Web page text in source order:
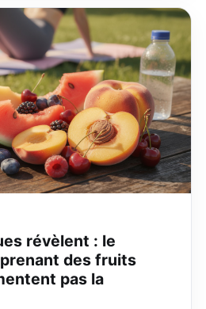
révèlent : le
des fruits
pas la